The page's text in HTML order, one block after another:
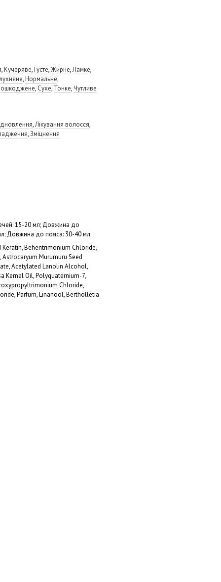
,Кучеряве,Густе,Жирне,Ламке,
,Нормальне,
, Сухе, Тонке,Чутливе
,Лікування волосся,
,Зміцнення
15-20 мл; Довжина до
Довжина до пояса: 30-40 мл
Keratin, Behentrimonium Chloride,
Murumuru Seed
Acetylated Lanolin Alcohol,
Kernel Oil, Polyquaternium-7,
Chloride,
Parfum, Linanool, Bertholletia